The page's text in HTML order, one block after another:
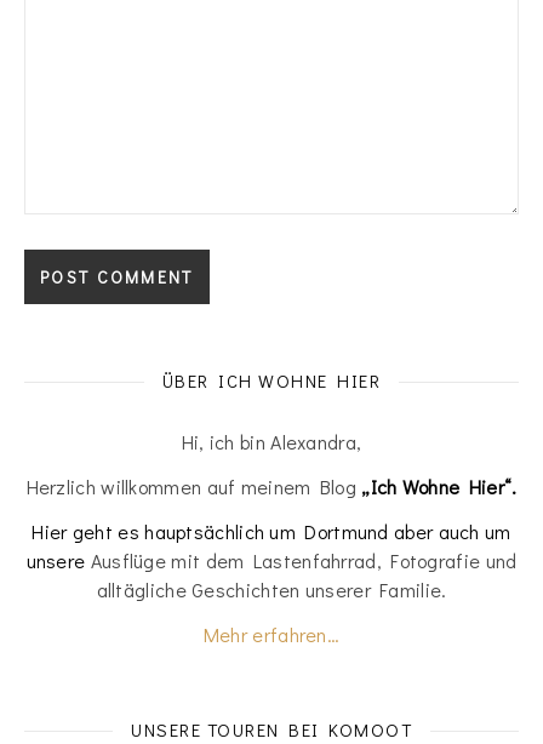
ÜBER ICH WOHNE HIER
Hi, ich bin Alexandra,
Herzlich willkommen auf meinem Blog „Ich Wohne Hier“.
Hier geht es hauptsächlich um Dortmund aber auch um
unsere Ausflüge mit dem Lastenfahrrad, Fotografie und
alltägliche Geschichten unserer Familie.
Mehr erfahren…
UNSERE TOUREN BEI KOMOOT